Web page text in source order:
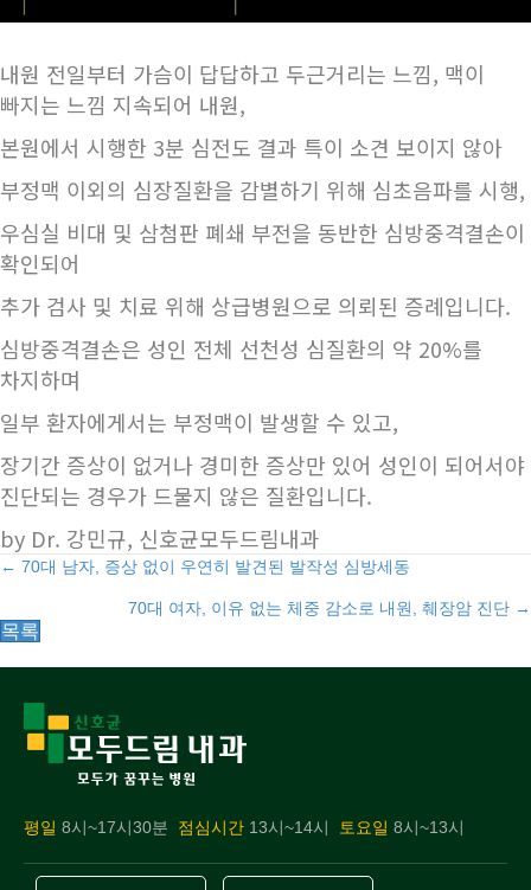
내원 전일부터 가슴이 답답하고 두근거리는 느낌, 맥이
빠지는 느낌 지속되어 내원,
본원에서 시행한 3분 심전도 결과 특이 소견 보이지 않아
부정맥 이외의 심장질환을 감별하기 위해 심초음파를 시행,
우심실 비대 및 삼첨판 폐쇄 부전을 동반한 심방중격결손이
확인되어
추가 검사 및 치료 위해 상급병원으로 의뢰된 증례입니다.
심방중격결손은 성인 전체 선천성 심질환의 약 20%를
차지하며
일부 환자에게서는 부정맥이 발생할 수 있고,
장기간 증상이 없거나 경미한 증상만 있어 성인이 되어서야
진단되는 경우가 드물지 않은 질환입니다.
by Dr. 강민규, 신호균모두드림내과
Posts
navigation
← 70대 남자, 증상 없이 우연히 발견된 발작성 심방세동
70대 여자, 이유 없는 체중 감소로 내원, 췌장암 진단 →
목록
평일 8시~17시30분 점심시간 13시~14시 토요일 8시~13시